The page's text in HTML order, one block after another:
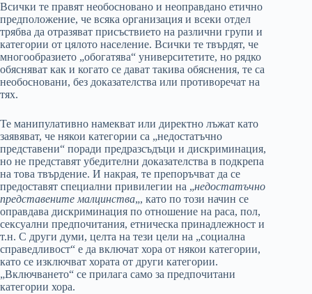
Всички те правят необосновано и неоправдано етично
предположение, че всяка организация и всеки отдел
трябва да отразяват присъствието на различни групи и
категории от цялото население. Всички те твърдят, че
многообразието „обогатява“ университетите, но рядко
обясняват как и когато се дават такива обяснения, те са
необосновани, без доказателства или противоречат на
тях.
Те манипулативно намекват или директно лъжат като
заявяват, че някои категории са „недостатъчно
представени“ поради предразсъдъци и дискриминация,
но не представят убедителни доказателства в подкрепа
на това твърдение. И накрая, те препоръчват да се
предоставят специални привилегии на „недостатъчно
представените малцинства„, като по този начин се
оправдава дискриминация по отношение на раса, пол,
сексуални предпочитания, етническа принадлежност и
т.н. С други думи, целта на тези цели на „социална
справедливост“ е да включат хора от някои категории,
като се изключват хората от други категории.
„Включването“ се прилага само за предпочитани
категории хора.